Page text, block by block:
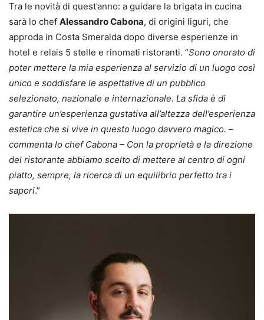
Tra le novità di quest’anno: a guidare la brigata in cucina
sarà lo chef Alessandro Cabona, di origini liguri, che
approda in Costa Smeralda dopo diverse esperienze in
hotel e relais 5 stelle e rinomati ristoranti. “Sono onorato di
poter mettere la mia esperienza al servizio di un luogo così
unico e soddisfare le aspettative di un pubblico
selezionato, nazionale e internazionale. La sfida è di
garantire un’esperienza gustativa all’altezza dell’esperienza
estetica che si vive in questo luogo davvero magico. –
commenta lo chef Cabona – Con la proprietà e la direzione
del ristorante abbiamo scelto di mettere al centro di ogni
piatto, sempre, la ricerca di un equilibrio perfetto tra i
sapori.”